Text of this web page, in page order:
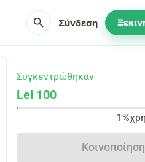
search Σύνδεση
Συγκεντρώθηκαν
Lei 100
1%
Κοινοποίηση